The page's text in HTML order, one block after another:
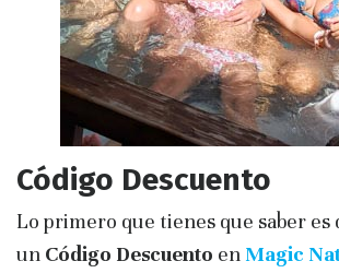
Código Descuento
Lo primero que tienes que saber es
un Código Descuento en Magic